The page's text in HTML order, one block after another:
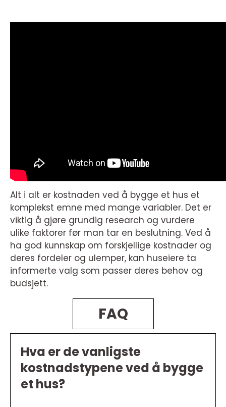
Alt i alt er kostnaden ved å bygge et hus et
komplekst emne med mange variabler. Det er
viktig å gjøre grundig research og vurdere
ulike faktorer før man tar en beslutning. Ved å
ha god kunnskap om forskjellige kostnader og
deres fordeler og ulemper, kan huseiere ta
informerte valg som passer deres behov og
budsjett.
FAQ
Hva er de vanligste
kostnadstypene ved å bygge
et hus?